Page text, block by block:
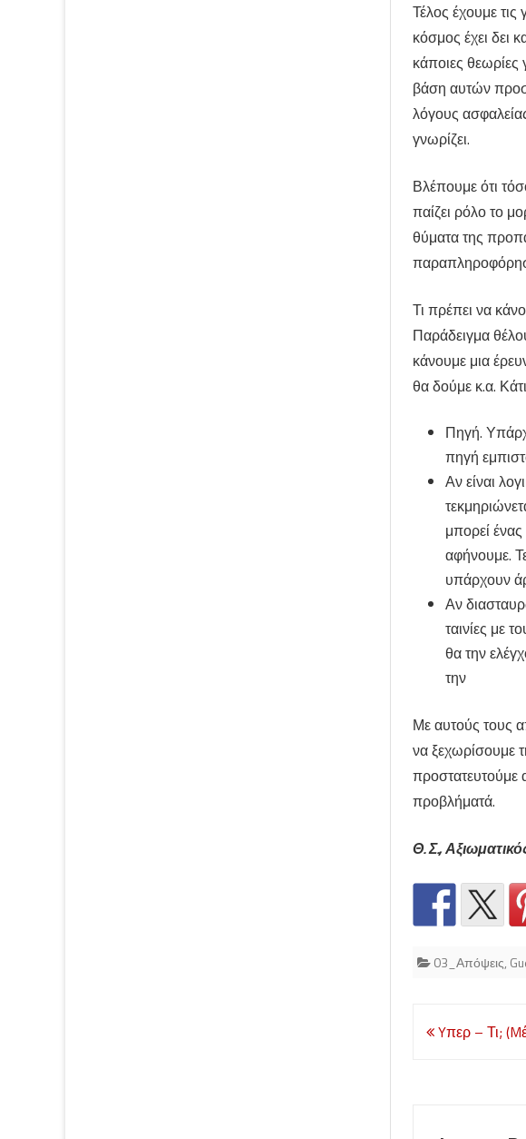
Τέλος έχουμε
κόσμος έχει
κάποιες θεωρίες
βάση αυτών
λόγους
γνωρίζει.
Βλέπουμε ότι
παίζει ρόλο το
θύματα της
Τι πρέπει να
Παράδειγμα
κάνουμε μια
θα δούμε κ.α.
Πηγή.
πηγή
Αν είναι
μπορεί
αφήνουμε.
υπάρχουν
Αν
ταινίες με
θα την
την
Με αυτούς τους
να ξεχωρίσουμε
προστατευτούμε
προβλήματά.
Θ. Σ.,
03_Απόψεις,
Post
Yπερ – Τι;